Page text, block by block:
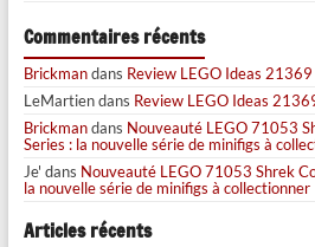
Commentaires récents
Brickmandans Review LEGO Ideas 21369
LeMartiendans Review LEGO Ideas
Brickmandans Nouveauté LEGO 71053
Series : la nouvelle série de minifigs à
Je' dans Nouveauté LEGO 71053 Shrek
la nouvelle série de minifigs à collectionner
Articles récents